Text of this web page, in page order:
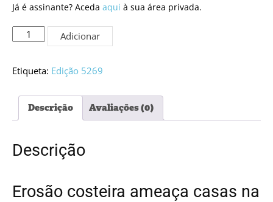
Já é assinante? Aceda aqui à sua área privada.
Quantidade
de
PDF
Adicionar
Etiqueta: Edição 5269
Descrição Avaliações (0)
Descrição
Erosão costeira ameaça casas na